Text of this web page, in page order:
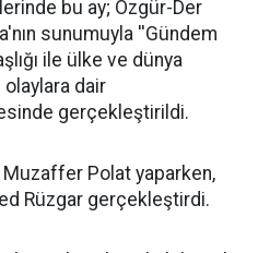
bu ay; Özgür-Der
sunumuyla ''Gündem
ile ülke ve dünya
dair
gerçekleştirildi.
Polat yaparken,
Rüzgar gerçekleştirdi.